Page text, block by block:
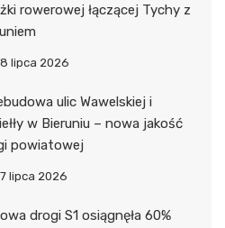
rowerowej łączącej Tychy z
lipca 2026
ulic Wawelskiej i
w Bieruniu – nowa jakość
powiatowej
lipca 2026
drogi S1 osiągnęła 60%